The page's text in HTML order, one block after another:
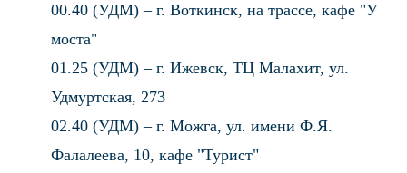
00.40 (УДМ) – г. Воткинск, на трассе, кафе "У
моста"
01.25 (УДМ) – г. Ижевск, ТЦ Малахит, ул.
Удмуртская, 273
02.40 (УДМ) – г. Можга, ул. имени Ф.Я.
Фалалеева, 10, кафе "Турист"